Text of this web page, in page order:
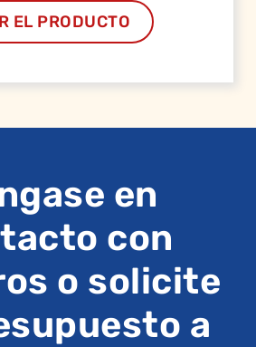
EL PRODUCTO
en
con
o solicite
a